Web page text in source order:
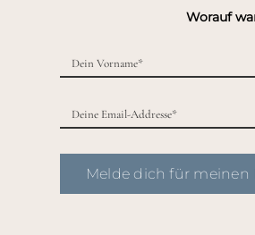
Worauf
Melde dich für meinen